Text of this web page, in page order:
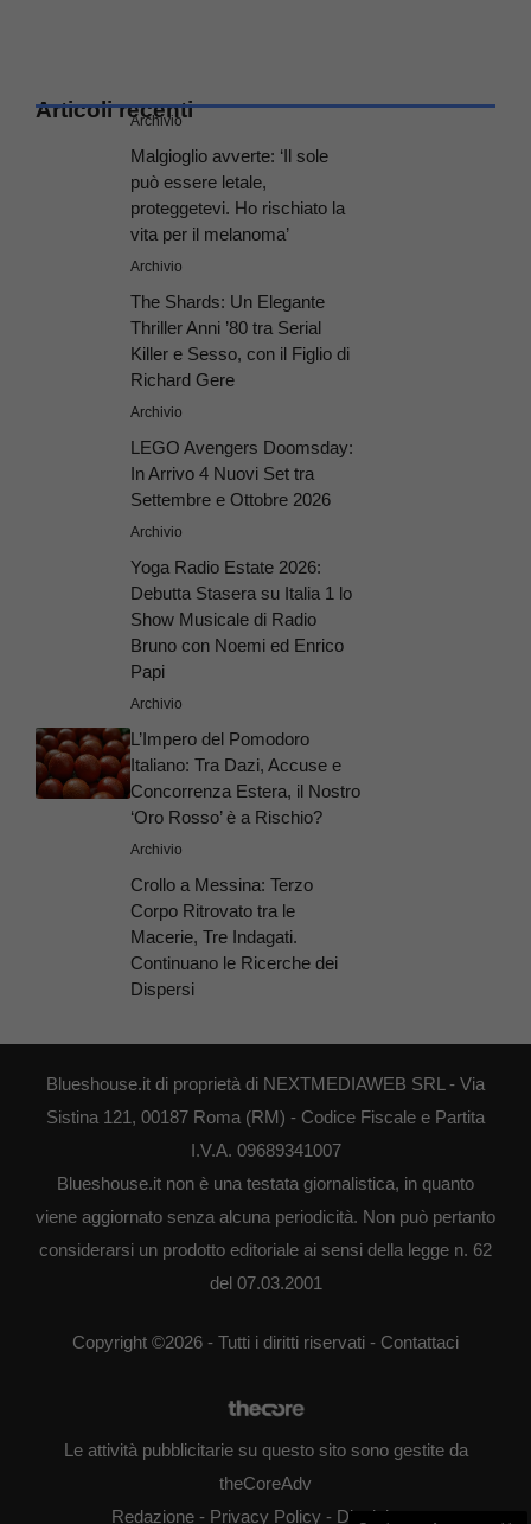
Articoli recenti
Archivio
Malgioglio avverte: ‘Il sole
può essere letale,
proteggetevi. Ho rischiato la
vita per il melanoma’
Archivio
The Shards: Un Elegante
Thriller Anni ’80 tra Serial
Killer e Sesso, con il Figlio di
Richard Gere
Archivio
LEGO Avengers Doomsday:
In Arrivo 4 Nuovi Set tra
Settembre e Ottobre 2026
Archivio
Yoga Radio Estate 2026:
Debutta Stasera su Italia 1 lo
Show Musicale di Radio
Bruno con Noemi ed Enrico
Papi
Archivio
L’Impero del Pomodoro
Italiano: Tra Dazi, Accuse e
Concorrenza Estera, il Nostro
‘Oro Rosso’ è a Rischio?
Archivio
Crollo a Messina: Terzo
Corpo Ritrovato tra le
Macerie, Tre Indagati.
Continuano le Ricerche dei
Dispersi
Blueshouse.it di proprietà di NEXTMEDIAWEB SRL - Via
Sistina 121, 00187 Roma (RM) - Codice Fiscale e Partita
I.V.A. 09689341007
Blueshouse.it non è una testata giornalistica, in quanto
viene aggiornato senza alcuna periodicità. Non può pertanto
considerarsi un prodotto editoriale ai sensi della legge n. 62
del 07.03.2001
Copyright ©2026 - Tutti i diritti riservati - Contattaci
Le attività pubblicitarie su questo sito sono gestite da
theCoreAdv
Redazione - Privacy Policy - Disclaimer